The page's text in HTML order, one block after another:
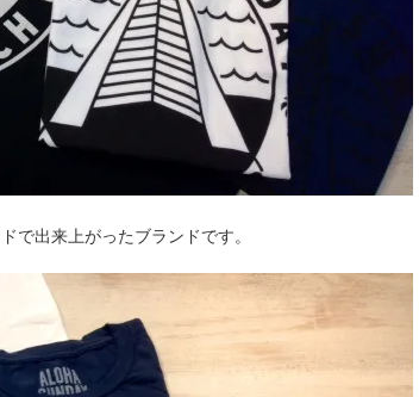
で出来上がったブランドです。